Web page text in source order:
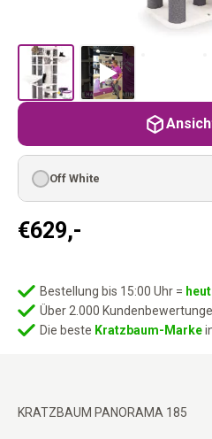
KRATZBAUM PANORAMA 185
€629,-
Off White
Bestellung bis 15:00 Uhr =
Über 2.000
Die beste Kratzbaum-Marke